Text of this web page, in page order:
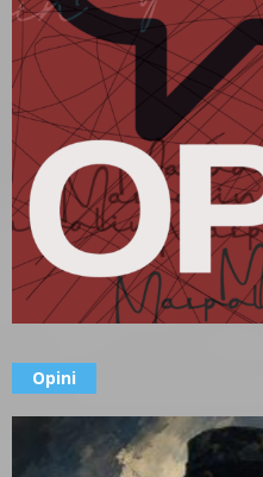
Opini